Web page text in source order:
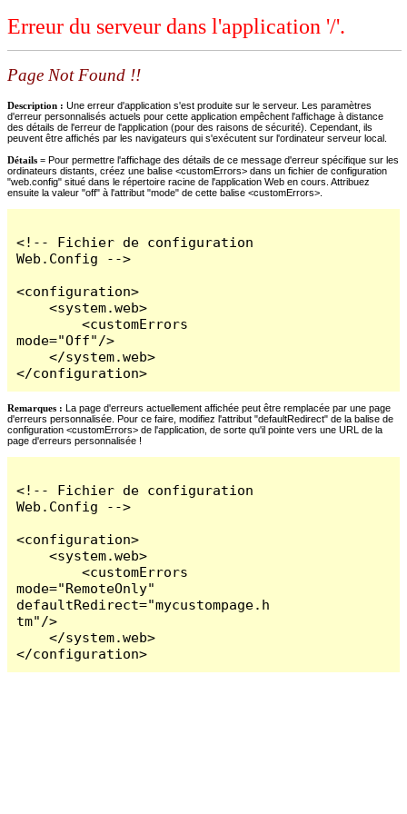
Erreur du serveur dans l'application '/'.
Page Not Found !!
Description : Une erreur d'application s'est produite sur le serveur. Les paramètres
d'erreur personnalisés actuels pour cette application empêchent l'affichage à distance
des détails de l'erreur de l'application (pour des raisons de sécurité). Cependant, ils
peuvent être affichés par les navigateurs qui s'exécutent sur l'ordinateur serveur local.
Détails = Pour permettre l'affichage des détails de ce message d'erreur spécifique sur les
ordinateurs distants, créez une balise <customErrors> dans un fichier de configuration
"web.config" situé dans le répertoire racine de l'application Web en cours. Attribuez
ensuite la valeur "off" à l'attribut "mode" de cette balise <customErrors>.
<!-- Fichier de configuration
Web.Config -->
<configuration>
    <system.web>
        <customErrors
mode="Off"/>
    </system.web>
</configuration>
Remarques : La page d'erreurs actuellement affichée peut être remplacée par une page
d'erreurs personnalisée. Pour ce faire, modifiez l'attribut "defaultRedirect" de la balise de
configuration <customErrors> de l'application, de sorte qu'il pointe vers une URL de la
page d'erreurs personnalisée !
<!-- Fichier de configuration
Web.Config -->
<configuration>
    <system.web>
        <customErrors
mode="RemoteOnly"
defaultRedirect="mycustompage.h
tm"/>
    </system.web>
</configuration>